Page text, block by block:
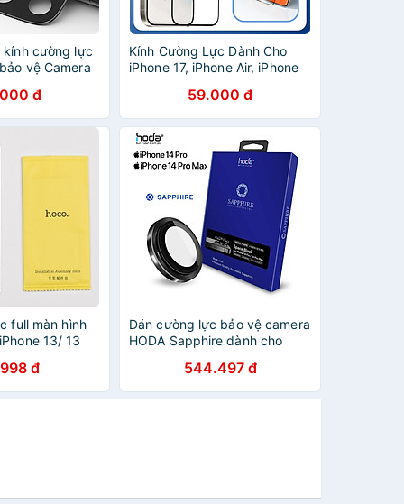
kính cường lực
vệ Camera
(độ cứng 9H,
chụi & vân
diện) - Hàng
đ
Kính Cường Lực Dành Cho
iPhone 17, iPhone Air, iPhone
WU GT-008 Trong Suốt,
Chống Vân Tay - Hàng Chính
Hãng
59.000 đ
full màn hình
13/ 13
đ
Dán cường lực bảo vệ camera
HODA Sapphire dành cho
Hàng Nhập Khẩu
544.497 đ